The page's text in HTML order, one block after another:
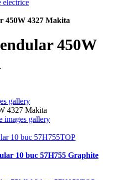
electrice
450W 4327 Makita
450W
gallery
images gallery
10 buc 57H755 Graphite